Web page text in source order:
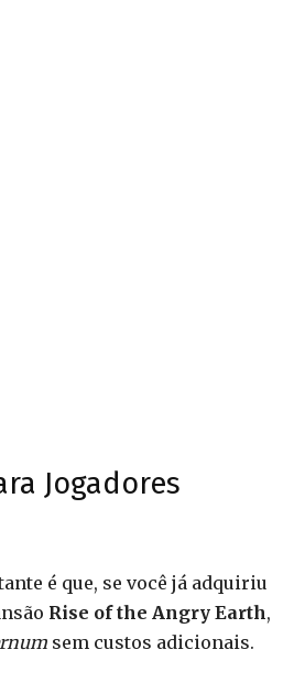
Jogadores
é que, se você já adquiriu
Rise of the Angry Earth,
sem custos adicionais.